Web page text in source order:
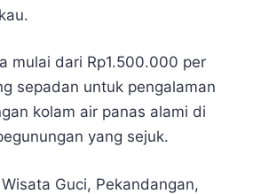
mulai dari Rp1.500.000 per
sepadan untuk pengalaman
kolam air panas alami di
yang sejuk.
Guci, Pekandangan,